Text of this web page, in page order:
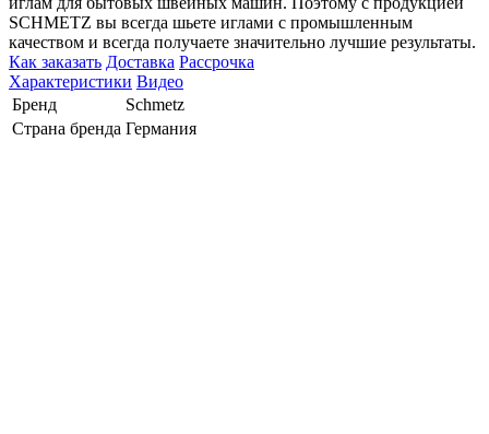
SCHMETZ вы всегда шьете иглами с промышленным
качеством и всегда получаете значительно лучшие результаты.
Как заказать Доставка Рассрочка
Характеристики Видео
Бренд
Schmetz
Страна бренда Германия